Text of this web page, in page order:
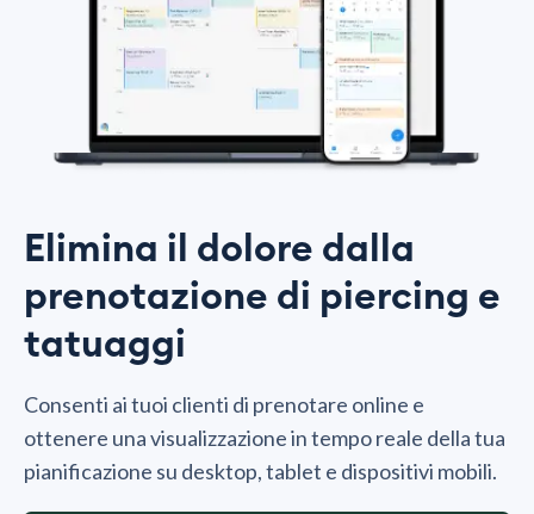
Elimina il dolore dalla
prenotazione di piercing e
tatuaggi
Consenti ai tuoi clienti di prenotare online e
ottenere una visualizzazione in tempo reale della tua
pianificazione su desktop, tablet e dispositivi mobili.